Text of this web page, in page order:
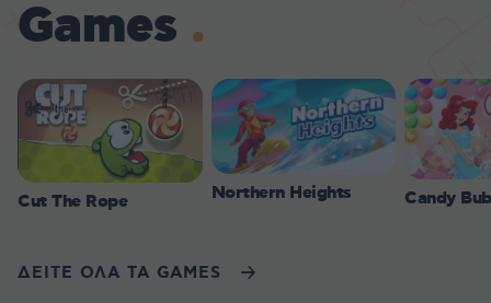
Games
Cut The Rope Northern Heights Candy
ΔΕΙΤΕ ΟΛΑ ΤΑ GAMES